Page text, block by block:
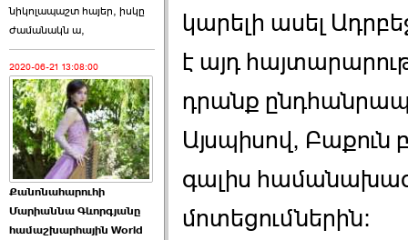
Պաշտոնակռիվը սկսված
է. «Հրապարակ» ›››
2026-06-25 17:13:00
նիկոլապաշտ հայեր, իսկը
ժամանակն ա,
2020-06-21 13:08:00
Քանոնահարուհի
Մարիաննա Գևորգյանը
համաշխարհային World
կարելի ասել
է այդ
դրանք
Այսպիսով, Բաքուն
գալիս
մոտեցումներին: